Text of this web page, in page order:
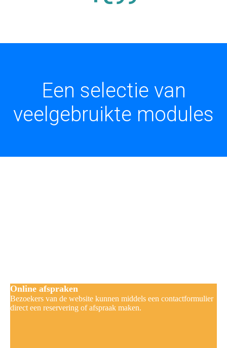
Een selectie van
veelgebruikte modules
Online afspraken
Bezoekers van de website kunnen middels een contactformulier
direct een reservering of afspraak maken.